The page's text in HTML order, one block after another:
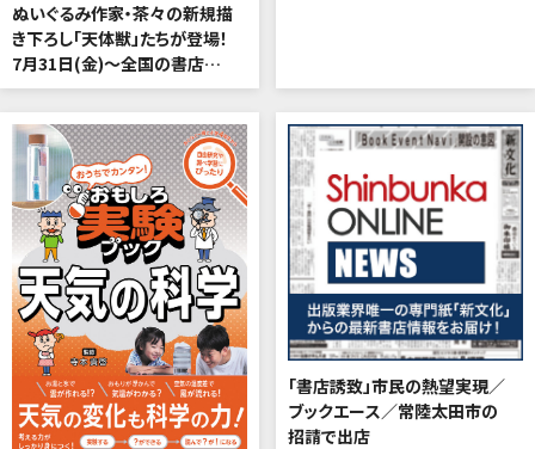
ぬいぐるみ作家・茶々の新規描
き下ろし「天体獣」たちが登場！
7月31日(金)～全国の書店な
どで販売決定
「書店誘致」市民の熱望実現／
ブックエース／常陸太田市の
招請で出店